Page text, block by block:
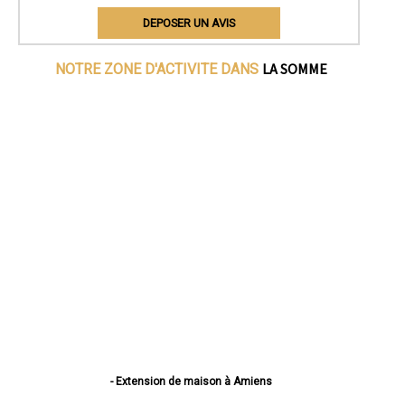
DEPOSER UN AVIS
NOTRE ZONE D'ACTIVITE DANS LA SOMME
- Extension de maison à Amiens